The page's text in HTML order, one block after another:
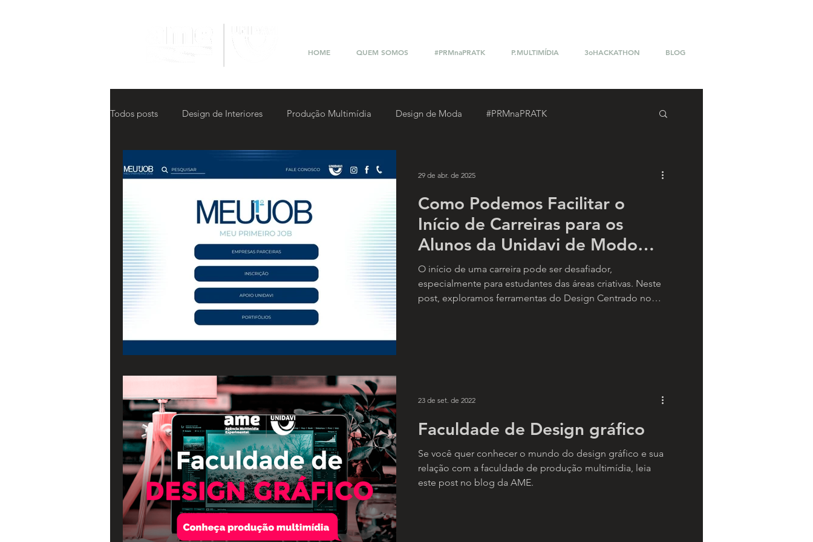
HOME QUEM SOMOS #PRMnaPRATK P.MULTIMÍDIA 3oHACKATHON BLOG
Todos posts Design de Interiores Produção Multimídia Design de Moda #PRMnaPRATK
Como Podemos Facilitar o
Início de Carreiras para os
Alunos da Unidavi de Modo
que Consigam uma Boa
Visibilidade no Mercado de
Trabalho
O início de uma carreira pode ser desafiador,
especialmente para estudantes das áreas criativas. Neste
post, exploramos ferramentas do Design Centrado no
29 de abr. de 2025
Faculdade de Design gráfico
Se você quer conhecer o mundo do design gráfico e sua
relação com a faculdade de produção multimídia, leia
este post no blog da AME.
23 de set. de 2022